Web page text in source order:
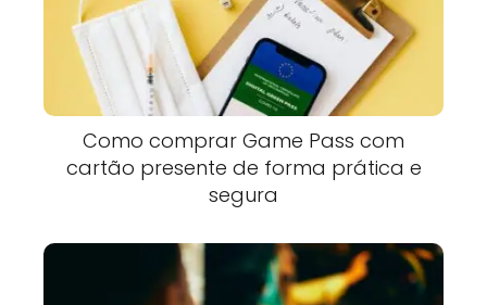
Como comprar Game Pass com
cartão presente de forma prática e
segura